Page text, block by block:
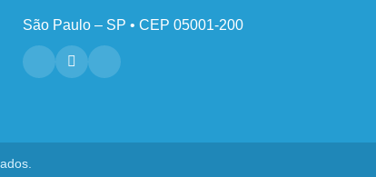
São Paulo – SP • CEP 05001-200